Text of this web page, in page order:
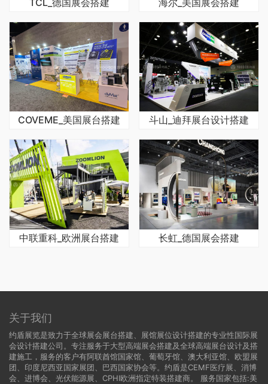
TCL_德国展会搭建 海尔_美国展会搭建
COVEME_美国展台搭建 斗山_迪拜展台设计搭建
中联重科_欧洲展台搭建 长虹_德国展会搭建
关于我们
约盾展览是致力于全球展会展台搭建、展馆展位设计搭建的专业性国际展
会设计搭建公司。专注服务于大型高端展会搭建及全球高端展台设计及搭
建施工，服务的客户有阿联酋馆国家馆、葡萄牙馆、澳大利亚馆、欧盟展
团、印度尼西亚国家展团、巴西国家协会等。约盾是CEMF医疗展、消博
会、进博会、光伏能源展、CPHI欧洲指定特装搭建商。 服务国家包括:美